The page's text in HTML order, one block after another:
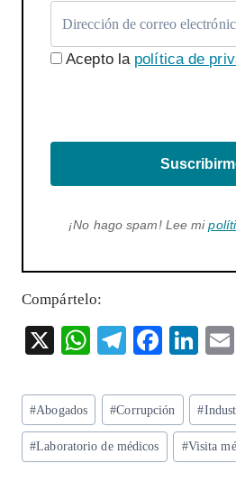
Acepto la política de
¡No hago spam! Lee mi
Compártelo:
X
W
ts
A
p
T
eg
ra
m
F
eb
o
o
Li
ke
dI
n
Etiquetas
de
la
#Abogados #Corrupción #
#Laboratorio de médicos #Visita